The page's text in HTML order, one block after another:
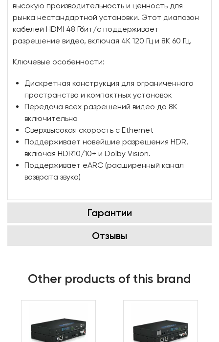
высокую производительность и ценность для
рынка нестандартной установки. Этот диапазон
кабелей HDMI 48 Гбит/с поддерживает
разрешение видео, включая 4K 120 Гц и 8K 60 Гц.
Ключевые особенности:
Дискретная конструкция для ограниченного
пространства и компактных установок
Передача всех разрешений видео до 8K
включительно
Сверхвысокая скорость с Ethernet
Поддерживает новейшие разрешения HDR,
включая HDR10/10+ и Dolby Vision.
Поддерживает eARC (расширенный канал
возврата звука)
Гарантии
Отзывы
Other products of this brand